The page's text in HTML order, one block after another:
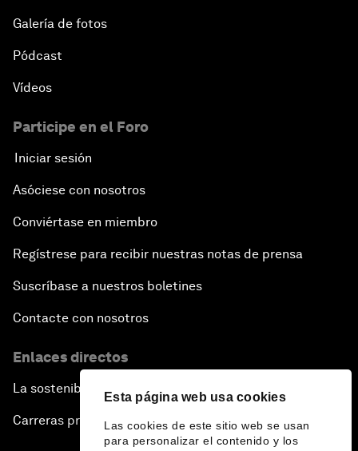
Esta página web usa cookies
Las cookies de este sitio web se usan
para personalizar el contenido y los
Galería de fotos
Pódcast
Vídeos
Participe en el Foro
Iniciar sesión
Asóciese con nosotros
Conviértase en miembro
Regístrese para recibir nuestras notas de prensa
Suscríbase a nuestros boletines
Contacte con nosotros
Enlaces directos
La sostenibilidad en el Foro
Carreras profesionales